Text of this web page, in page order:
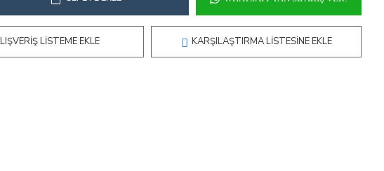
LISTEME EKLE KARŞILAŞTIRMA LISTESINE EKLE